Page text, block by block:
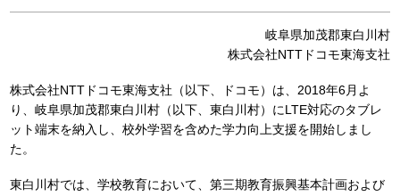
岐阜県加茂郡東白川村
株式会社NTTドコモ東海支社
株式会社NTTドコモ東海支社（以下、ドコモ）は、2018年6月よ
り、岐阜県加茂郡東白川村（以下、東白川村）にLTE対応のタブレ
ット端末を納入し、校外学習を含めた学力向上支援を開始しまし
た。
東白川村では、学校教育において、第三期教育振興基本計画および